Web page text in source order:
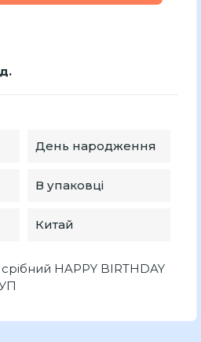
День народження
В упаковці
Китай
HAPPY BIRTHDAY